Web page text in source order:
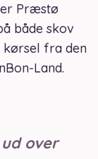
Præstø
både skov
kørsel fra den
Land.
over